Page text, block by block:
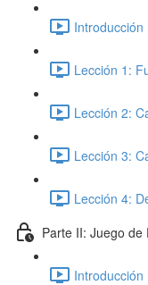
Introducción
Lección 1:
Lección 2:
Lección 3:
Lección 4:
Parte II: Juego de
Introducción